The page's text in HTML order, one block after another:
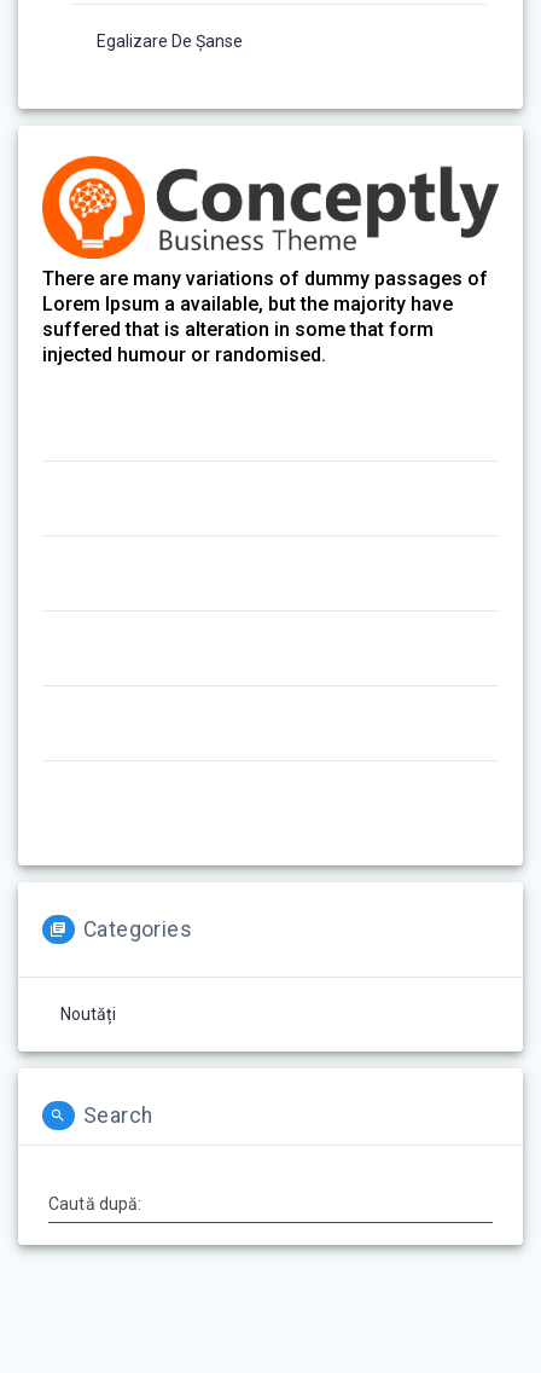
Egalizare De Șanse
There are many variations of dummy passages of
Lorem Ipsum a available, but the majority have
suffered that is alteration in some that form
injected humour or randomised.
Categories
Noutăți
Search
Caută după: